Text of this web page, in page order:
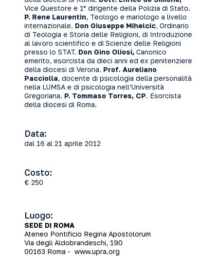
Vice Questore e 1° dirigente della Polizia di Stato.
P. Rene Laurentin, Teologo e mariologo a livello
internazionale. Don Giuseppe Mihelcic, Ordinario
di Teologia e Storia delle Religioni, di Introduzione
al lavoro scientifico e di Scienze delle Religioni
presso lo STAT. Don Gino Oliosi, Canonico
emerito, esorcista da dieci anni ed ex penitenziere
della diocesi di Verona. Prof. Aureliano
Pacciolla, docente di psicologia della personalità
nella LUMSA e di psicologia nell’Università
Gregoriana. P. Tommaso Torres, CP. Esorcista
della diocesi di Roma.
Data:
dal 16 al 21 aprile 2012
Costo:
€ 250
Luogo:
SEDE DI ROMA
Ateneo Pontificio Regina Apostolorum
Via degli Aldobrandeschi, 190
00163 Roma - www.upra.org